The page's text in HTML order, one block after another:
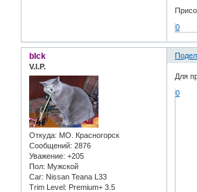
0
blck
V.I.P.
Откуда: МО. Красногорск
Сообщений: 2876
Уважение: +205
Пол: Мужской
Car: Nissan Teana L33
Trim Level: Premium+ 3.5
Для
0